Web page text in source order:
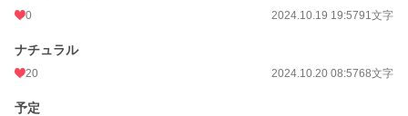
0 2024.10.19 19:5791文字
ナチュラル
20 2024.10.20 08:5768文字
予定